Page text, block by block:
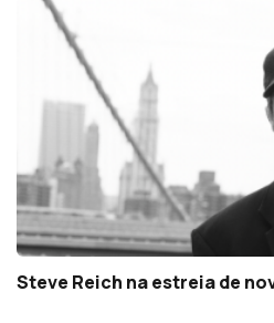
Steve Reich na estreia de